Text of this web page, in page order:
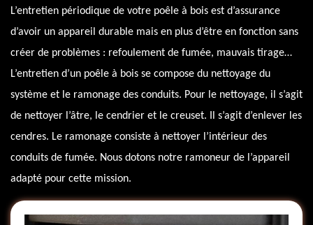
L’entretien périodique de votre poêle à bois est d’assurance
d’avoir un appareil durable mais en plus d’être en fonction sans
créer de problèmes : refoulement de fumée, mauvais tirage…
L’entretien d’un poêle à bois se compose du nettoyage du
système et le ramonage des conduits. Pour le nettoyage, il s’agit
de nettoyer l’âtre, le cendrier et le creuset. Il s’agit d’enlever les
cendres. Le ramonage consiste à nettoyer l’intérieur des
conduits de fumée. Nous dotons notre ramoneur de l’appareil
adapté pour cette mission.